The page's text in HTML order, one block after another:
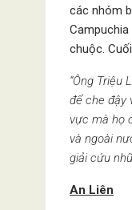
các nhóm
chuộc.
“Ông Triệu
để che đậy
vực mà họ
và ngoài
giải cứu
An Liên